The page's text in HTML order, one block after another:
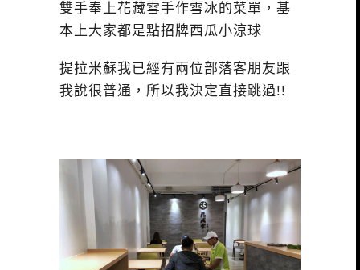
雙手奉上花藏雪手作雪冰的菜單，基
本上大家都是點招牌西瓜小涼球
提拉米蘇我已經有兩位部落客朋友跟
我說很普通，所以我決定直接跳過!!